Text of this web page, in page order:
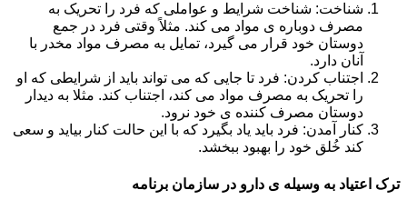
شناخت: شناخت شرایط و عواملی که فرد را تحریک به
مصرف دوباره ی مواد می کند. مثلاً وقتی فرد در جمع
دوستان خود قرار می گیرد، تمایل به مصرف مواد مخدر با
آنان دارد.
اجتناب کردن: فرد تا جایی که می تواند باید از شرایطی که او
را تحریک به مصرف مواد می کند، اجتناب کند. مثلا به دیدار
دوستان مصرف کننده ی خود نرود.
کنار آمدن: فرد باید یاد بگیرد که با این حالت کنار بیاید و سعی
کند خُلق خود را بهبود ببخشد.
ترک اعتیاد به وسیله ی دارو در سازمان برنامه